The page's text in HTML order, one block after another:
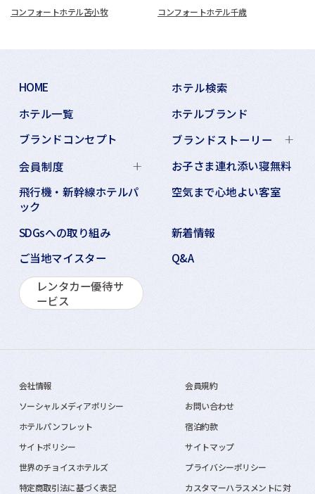
コンフォートホテル苫小牧 コンフォートホテル千歳
HOME
ホテル検索
ホテル一覧
ホテルブランド
ブランドコンセプト
ブランドストーリー
会員制度
お子さま連れ添い寝無料
飛行機・新幹線ホテルパ
ック
空気まで心地よい客室
SDGsへの取り組み
新着情報
ご当地マイスター
Q&A
レンタカー優待サ
ービス
会社情報
会員規約
ソーシャルメディアポリシー
お問い合わせ
ホテルパンフレット
宿泊約款
サイトポリシー
サイトマップ
世界のチョイスホテルズ
プライバシーポリシー
特定商取引法に基づく表記
カスタマーハラスメントに対